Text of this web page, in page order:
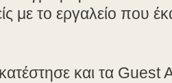
με το εργαλείο που
και τα Guest